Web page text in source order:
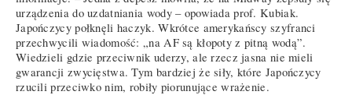
urządzenia do uzdatniania wody – opowiada prof. Kubiak.
Japończycy połknęli haczyk. Wkrótce amerykańscy szyfranci
przechwycili wiadomość: „na AF są kłopoty z pitną wodą”.
Wiedzieli gdzie przeciwnik uderzy, ale rzecz jasna nie mieli
gwarancji zwycięstwa. Tym bardziej że siły, które Japończycy
rzucili przeciwko nim, robiły piorunujące wrażenie.